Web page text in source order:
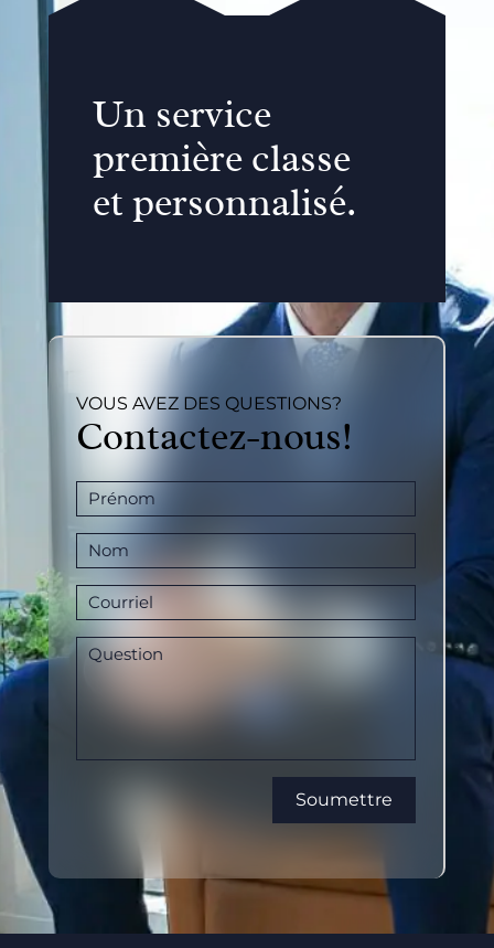
Un service
première classe
et personnalisé.
VOUS AVEZ DES QUESTIONS?
Contactez-nous!